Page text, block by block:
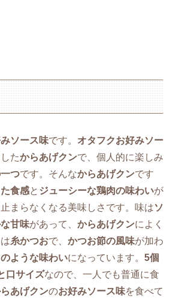
ソース味です。 オタフクお好みソー
たからあげクンで、個人的に楽しみ
つです。そんなからあげクンです
食感と ジューシーな鶏肉の味わいが
まらなくなる美味しさです。味はソ
甘味があって、 からあげクンによく
糸かつおで、 かつお節の風味が加わ
ような味わいになっています。 5個
口サイズなので、一人でも普通に食
あげクンのお好みソース味を食べて